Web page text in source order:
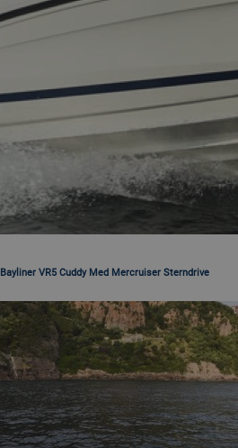
Bayliner VR5 Cuddy Med Mercruiser Sterndrive